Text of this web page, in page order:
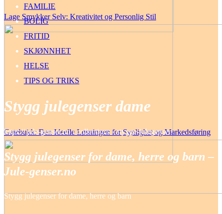
Lage Smykker Selv: Kreativitet og Personlig Stil
Gatebukk: Den Ideelle Løsningen for Synlighet og Markedsføring
FAMILIE
BOLIG
FRITID
SKJØNNHET
HELSE
TIPS OG TRIKS
Stygg julegenser dame
https:// jule-genser.no › collections › stygge-julegenser
Stygg julegenser for dame, herre og barn –
Jule-genser.no
Stygg julegenser for dame, herre og barn